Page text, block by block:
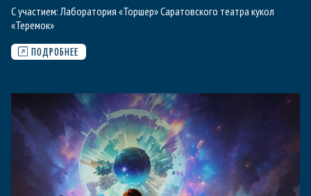
С участием:Лаборатория «Торшер» Саратовского театра кукол
«Теремок»
ПОДРОБНЕЕ